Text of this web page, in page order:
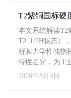
T2紫铜国标硬
本文系统解读T2
T2_1/2H状态）
析其力学性能指
特性差异，为工
2026年8月4日